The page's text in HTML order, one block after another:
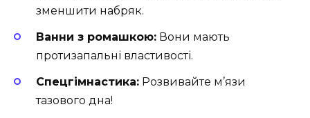
зменшити набряк.
Ванни з ромашкою: Вони мають
протизапальні властивості.
Спецгімнастика: Розвивайте м’язи
тазового дна!